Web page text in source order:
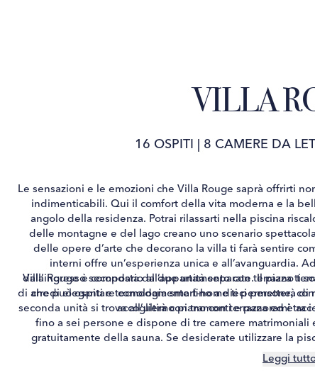
VILLA
16 OSPITI 8 CAMERE DA
Le sensazioni e le emozioni che Villa Rouge saprà offrirti
indimenticabili. Qui il comfort della vita moderna e la
angolo della residenza. Potrai rilassarti nella piscina
delle montagne e del lago creano uno scenario
delle opere d’arte che decorano la villa ti farà sentire
interni offre un’esperienza unica e all’avanguardia.
dall’ingresso secondario all’appartamento con terrazza ti
di arredi eleganti e tecnologia smart-home ti permetterà
accoglierà con tramonti e panorami tra
Villa Rouge è composta da due unità separate. Il piano
che può ospitare comodamente fino a dieci persone,
seconda unità si trova all’ultimo piano con terrazza ed è
fino a sei persone e dispone di tre camere
gratuitamente della sauna. Se desiderate utilizzare la
gentilmente di comunicarcelo con almeno tre giorni di
Leggi